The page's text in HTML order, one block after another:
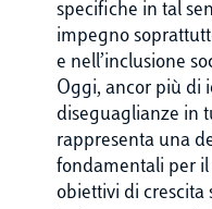
specifiche in tal
impegno
e nell’inclusione
Oggi, ancor più di
diseguaglianze in
rappresenta una
fondamentali per
obiettivi di crescita